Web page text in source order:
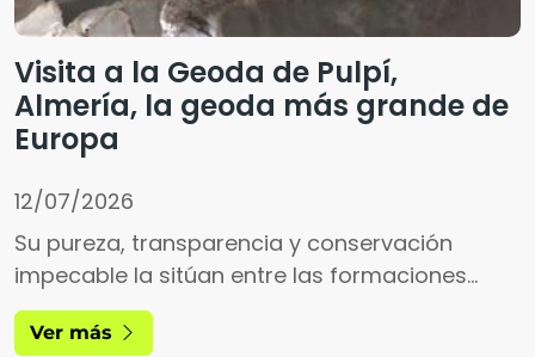
Visita a la Geoda de Pulpí,
Almería, la geoda más grande de
Europa
12/07/2026
Su pureza, transparencia y conservación
impecable la sitúan entre las formaciones
geológicas más excepcionales del planeta, un
referente internacional por la perfección y
Ver más